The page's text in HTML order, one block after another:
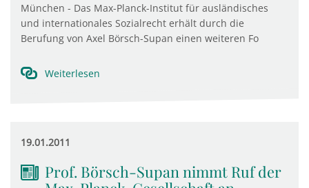
München - Das Max-Planck-Institut für ausländisches
und internationales Sozialrecht erhält durch die
Berufung von Axel Börsch-Supan einen weiteren Fo
Weiterlesen
19.01.2011
Prof. Börsch-Supan nimmt Ruf der